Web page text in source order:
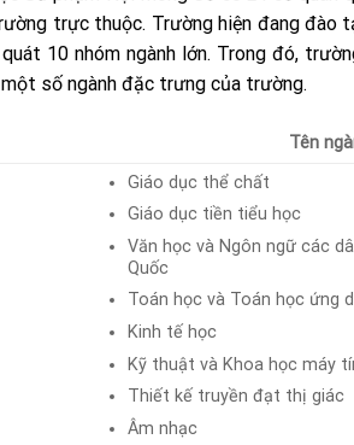
trực thuộc. Trường hiện đang đào
10 nhóm ngành lớn. Trong đó,
số ngành đặc trưng của trường.
Tên
Giáo dục thể chất
Giáo dục tiền tiểu học
Văn học và Ngôn ngữ các
Quốc
Toán học và Toán học ứng
Kinh tế học
Kỹ thuật và Khoa học máy
Thiết kế truyền đạt thị giác
Âm nhạc